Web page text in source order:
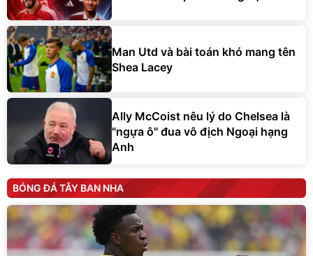
Man Utd và bài toán khó mang tên
Shea Lacey
Ally McCoist nêu lý do Chelsea là
"ngựa ô" đua vô địch Ngoại hạng
Anh
BÓNG ĐÁ TÂY BAN NHA